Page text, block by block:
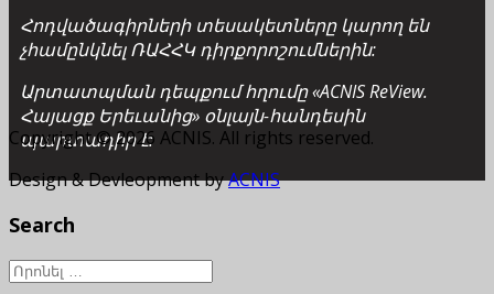
Հոդվածագիրների տեսակետները կարող են
չհամընկնել ՌԱՀՀԿ դիրքորոշումներին:
Արտատպման դեպքում հղումը «ACNIS ReView.
Հայացք Երեւանից» օնլայն-հանդեսին
պարտադիր է:
Copyright © 2026 ACNIS. All rights reserved.
Design & Devleopment byACNIS
Search